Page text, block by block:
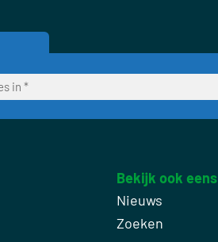
Bekijk ook eens
Nieuws
Zoeken